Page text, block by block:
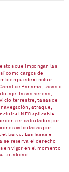
que impongan las
como cargos de
pueden incluir
de Panamá, tasas o
tasas aéreas,
terrestre, tasas de
atraque,
el NFC aplicable
ser calculados por
calculadas por
barco. Las Tasas e
se reserva el derecho
en vigor en el momento
totalidad.